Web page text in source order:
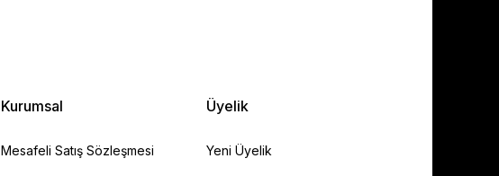
Kurumsal
Mesafeli Satış Sözleşmesi
Üyelik
Yeni Üyelik